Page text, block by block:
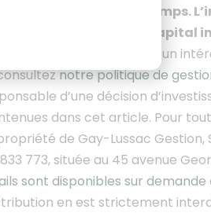
constantes dans le temps.
totale ou partielle du capital
Gestion peut avoir un
notre politique de
d’une décision
dans cet article. Pour
de Gay-Lussac Gestion,
773, située au 45 avenue
sont disponibles sur demande
en est strictement